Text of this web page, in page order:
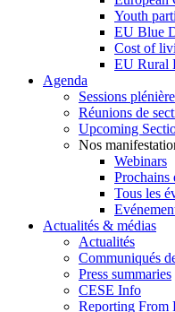
Youth
EU Blue
Cost of
EU Rural
Agenda
Sessions
Réunions de
Upcoming
Nos
Webinars
Prochains
Tous les
Actualités & médias
Actualités
Communiqués
Press summaries
CESE Info
Reporting From